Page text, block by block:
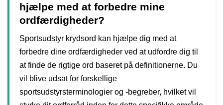
hjælpe med at forbedre mine
ordfærdigheder?
Sportsudstyr krydsord kan hjælpe dig med at
forbedre dine ordfærdigheder ved at udfordre dig til
at finde de rigtige ord baseret på definitionerne. Du
vil blive udsat for forskellige
sportsudstyrsterminologier og -begreber, hvilket vil